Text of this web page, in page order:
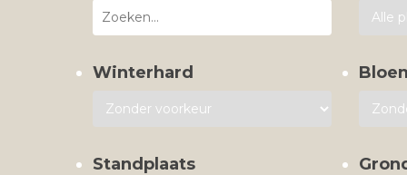
Winterhard
Standplaats